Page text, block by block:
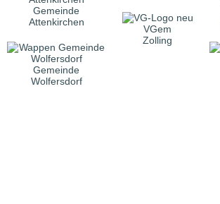
Gemeinde
Attenkirchen
VGem
Zolling
Gemeinde
Wolfersdorf